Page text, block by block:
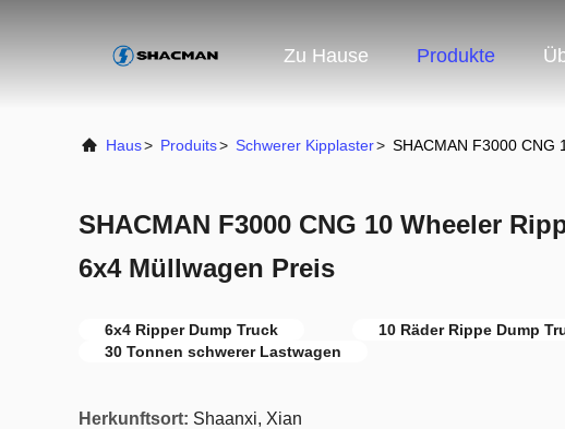
Zu Hause Produkte
Haus> Produits> Schwerer Kipplaster> SHACMAN F3000 CNG
SHACMAN F3000 CNG 10 Wheeler
6x4 Müllwagen Preis
6x4 Ripper Dump Truck
10 Räder Rippe Dump
30 Tonnen schwerer Lastwagen
Herkunftsort: Shaanxi, Xian